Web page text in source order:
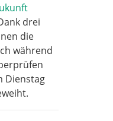
drei
die
während
Dienstag